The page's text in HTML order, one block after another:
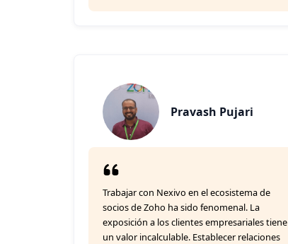
Pravash Pujari
Trabajar con Nexivo en el ecosistema de
socios de Zoho ha sido fenomenal. La
exposición a los clientes empresariales tiene
un valor incalculable. Establecer relaciones